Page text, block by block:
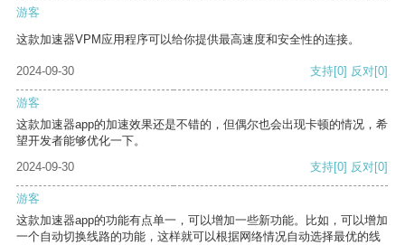
游客
这款加速器VPM应用程序可以给你提供最高速度和安全性的连接。
2024-09-30 支持[0] 反对[0]
游客
这款加速器app的加速效果还是不错的，但偶尔也会出现卡顿的情况，希
望开发者能够优化一下。
2024-09-30
支持[0] 反对[0]
游客
这款加速器app的功能有点单一，可以增加一些新功能。比如，可以增加
一个自动切换线路的功能，这样就可以根据网络情况自动选择最优的线